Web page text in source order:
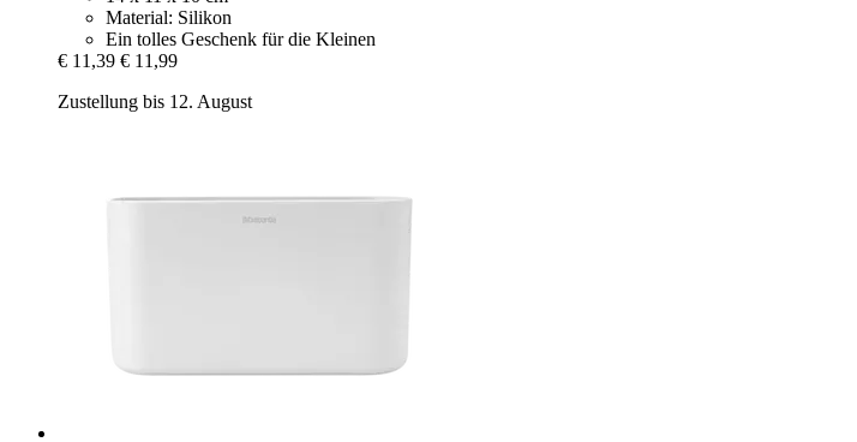
Material: Silikon
Ein tolles Geschenk für die Kleinen
€ 11,39 € 11,99
Zustellung bis 12. August